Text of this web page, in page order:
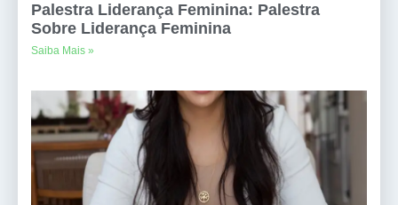
Palestra Liderança Feminina: Palestra
Sobre Liderança Feminina
Saiba Mais »